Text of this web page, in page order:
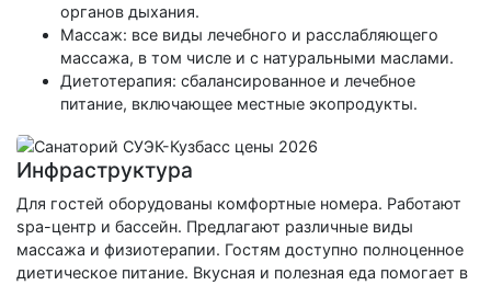
органов дыхания.
Массаж: все виды лечебного и расслабляющего
массажа, в том числе и с натуральными маслами.
Диетотерапия: сбалансированное и лечебное
питание, включающее местные экопродукты.
Инфраструктура
Для гостей оборудованы комфортные номера. Работают
spa-центр и бассейн. Предлагают различные виды
массажа и физиотерапии. Гостям доступно полноценное
диетическое питание. Вкусная и полезная еда помогает в